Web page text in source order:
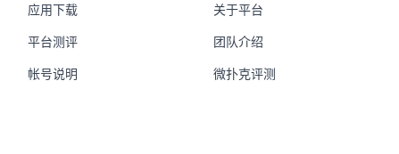
应用下载
平台测评
帐号说明
关于平台
团队介绍
微扑克评测